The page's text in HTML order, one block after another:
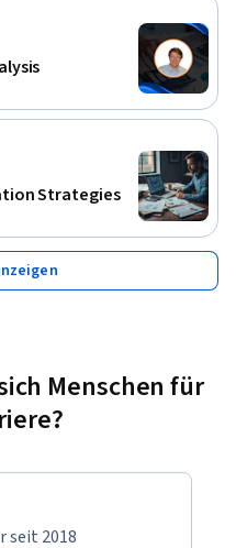
Strategies
Menschen für
seit 2018